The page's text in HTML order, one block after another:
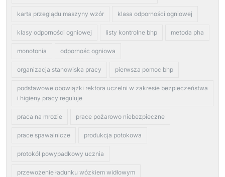
karta przeglądu maszyny wzór klasa odporności ogniowej
klasy odporności ogniowej listy kontrolne bhp metoda pha
monotonia odpornośc ogniowa
organizacja stanowiska pracy pierwsza pomoc bhp
podstawowe obowiązki rektora uczelni w zakresie bezpieczeństwa
i higieny pracy reguluje
praca na mrozie prace pożarowo niebezpieczne
prace spawalnicze produkcja potokowa
protokół powypadkowy ucznia
przewożenie ładunku wózkiem widłowym